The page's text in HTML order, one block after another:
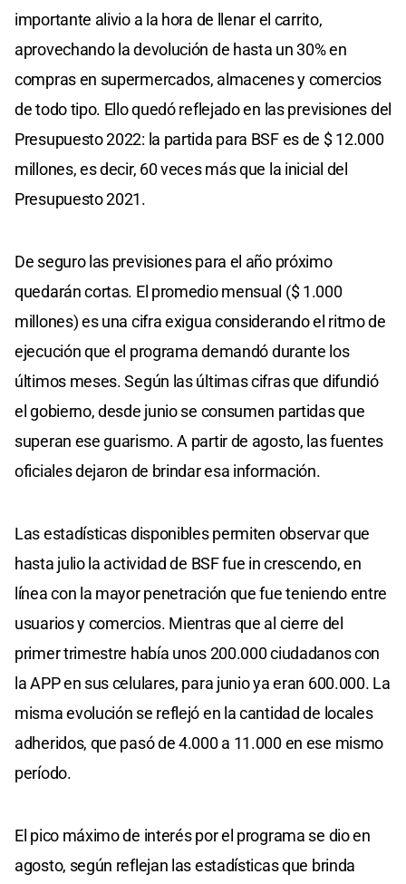
importante alivio a la hora de llenar el carrito,
aprovechando la devolución de hasta un 30% en
compras en supermercados, almacenes y comercios
de todo tipo. Ello quedó reflejado en las previsiones del
Presupuesto 2022: la partida para BSF es de $ 12.000
millones, es decir, 60 veces más que la inicial del
Presupuesto 2021.
De seguro las previsiones para el año próximo
quedarán cortas. El promedio mensual ($ 1.000
millones) es una cifra exigua considerando el ritmo de
ejecución que el programa demandó durante los
últimos meses. Según las últimas cifras que difundió
el gobierno, desde junio se consumen partidas que
superan ese guarismo. A partir de agosto, las fuentes
oficiales dejaron de brindar esa información.
Las estadísticas disponibles permiten observar que
hasta julio la actividad de BSF fue in crescendo, en
línea con la mayor penetración que fue teniendo entre
usuarios y comercios. Mientras que al cierre del
primer trimestre había unos 200.000 ciudadanos con
la APP en sus celulares, para junio ya eran 600.000. La
misma evolución se reflejó en la cantidad de locales
adheridos, que pasó de 4.000 a 11.000 en ese mismo
período.
El pico máximo de interés por el programa se dio en
agosto, según reflejan las estadísticas que brinda